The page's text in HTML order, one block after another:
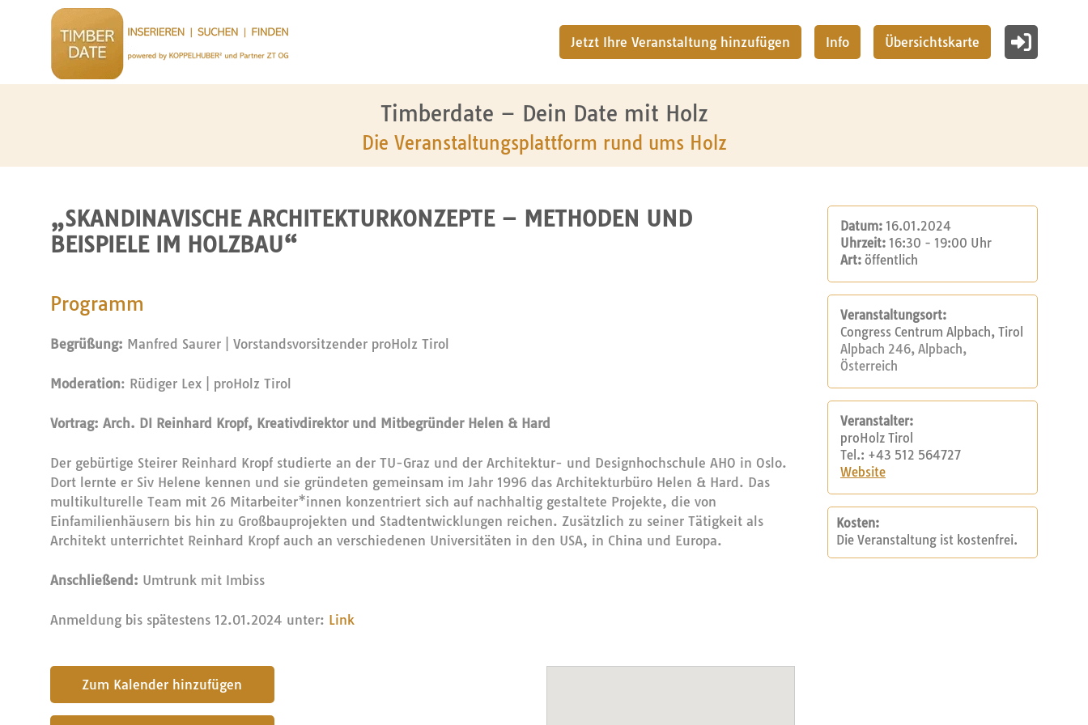
Jetzt Ihre Veranstaltung hinzufügen Info Übersichtskarte
Timberdate – Dein Date mit Holz
Die Veranstaltungsplattform rund ums Holz
„SKANDINAVISCHE ARCHITEKTURKONZEPTE – METHODEN UND
BEISPIELE IM HOLZBAU“
Programm
Begrüßung: Manfred Saurer | Vorstandsvorsitzender proHolz Tirol
Moderation: Rüdiger Lex | proHolz Tirol
Vortrag: Arch. DI Reinhard Kropf, Kreativdirektor und Mitbegründer Helen & Hard
Der gebürtige Steirer Reinhard Kropf studierte an der TU-Graz und der Architektur- und Designhochschule AHO in Oslo.
Dort lernte er Siv Helene kennen und sie gründeten gemeinsam im Jahr 1996 das Architekturbüro Helen & Hard. Das
multikulturelle Team mit 26 Mitarbeiter*innen konzentriert sich auf nachhaltig gestaltete Projekte, die von
Einfamilienhäusern bis hin zu Großbauprojekten und Stadtentwicklungen reichen. Zusätzlich zu seiner Tätigkeit als
Architekt unterrichtet Reinhard Kropf auch an verschiedenen Universitäten in den USA, in China und Europa.
Anschließend: Umtrunk mit Imbiss
Anmeldung bis spätestens 12.01.2024 unter: Link
Datum: 16.01.2024
Uhrzeit: 16:30 - 19:00 Uhr
Art: öffentlich
Veranstaltungsort:
Congress Centrum Alpbach, Tirol
Alpbach 246, Alpbach,
Österreich
Veranstalter:
proHolz Tirol
Tel.: +43 512 564727
Website
Kosten:
Die Veranstaltung ist kostenfrei.